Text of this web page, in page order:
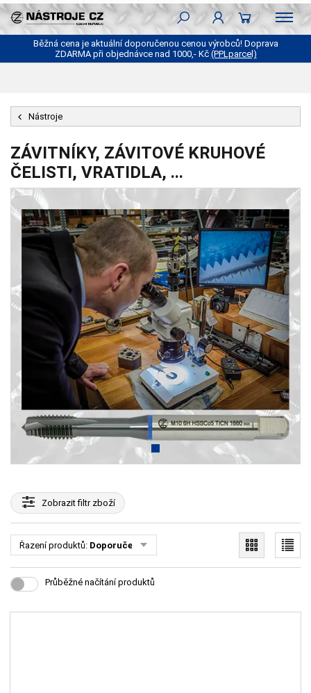
Běžná cena je aktuální doporučenou cenou výrobců! Doprava
ZDARMA při objednávce nad 1000,- Kč (PPLparcel)
Nástroje
ZÁVITNÍKY, ZÁVITOVÉ KRUHOVÉ
ČELISTI, VRATIDLA, ...
Zobrazitfiltr zboží
Řazení produktů: Doporučené
Průběžné načítání produktů